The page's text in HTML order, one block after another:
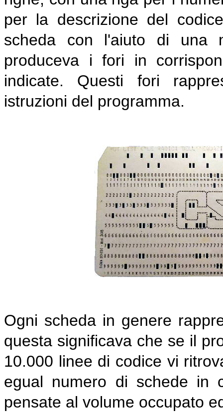
per la descrizione del
scheda con l'aiuto di una
produceva i fori in
indicate. Questi fori
istruzioni del programma.
Ogni scheda in genere
questa significava che se il
10.000 linee di codice vi
egual numero di schede in
pensate al volume occupato